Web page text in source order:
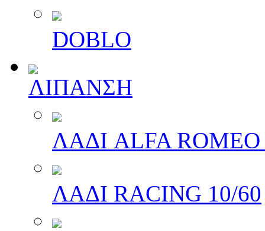
DOBLO
ΛΙΠΑΝΣΗ
ΛΑΔΙ ALFA
ΛΑΔΙ RACING 10/60